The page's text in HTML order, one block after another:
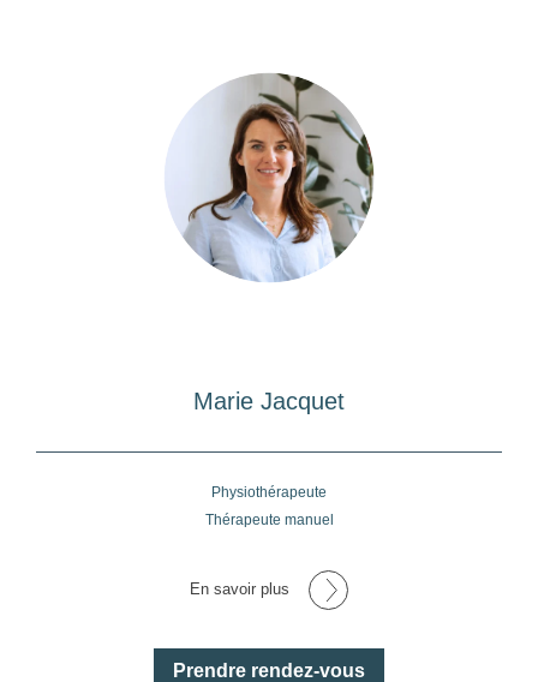
Marie Jacquet
Physiothérapeute
Thérapeute manuel
En savoir plus
Prendre rendez-vous